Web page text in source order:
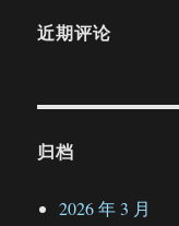
近期评论
归档
2026 年 3 月